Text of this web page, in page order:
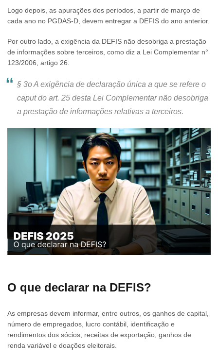
Logo depois, as apurações dos períodos, a partir de março de
cada ano no PGDAS-D, devem entregar a DEFIS do ano anterior.
Por outro lado, a exigência da DEFIS não desobriga a prestação
de informações sobre terceiros, como diz a Lei Complementar n°
123/2006, artigo 26:
§ 3o A exigência de declaração única a que se refere o
caput do art. 25 desta Lei Complementar não desobriga
a prestação de informações relativas a terceiros.
O que declarar na DEFIS?
As empresas devem informar, entre outros, os ganhos de capital,
número de empregados, lucro contábil, identificação e
rendimentos dos sócios, receitas de exportação, ganhos de
renda variável e doações eleitorais.